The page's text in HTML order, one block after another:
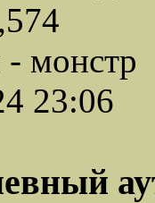
- монстр
23:06